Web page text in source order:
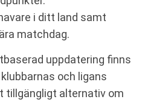
i ditt land samt
matchdag.
uppdatering finns
och ligans
tillgängligt alternativ om